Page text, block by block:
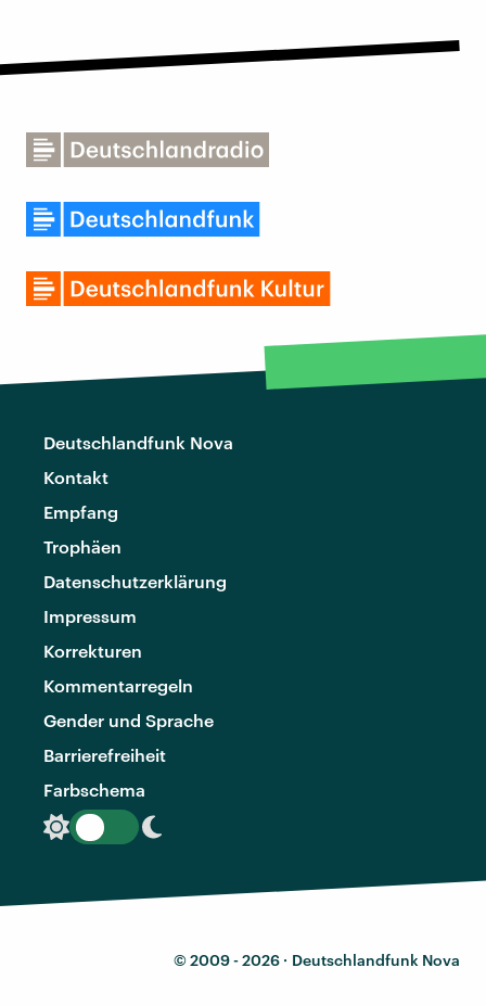
Deutschlandfunk Nova
Kontakt
Empfang
Trophäen
Datenschutzerklärung
Impressum
Korrekturen
Kommentarregeln
Gender und Sprache
Barrierefreiheit
Farbschema
© 2009 - 2026 · Deutschlandfunk Nova